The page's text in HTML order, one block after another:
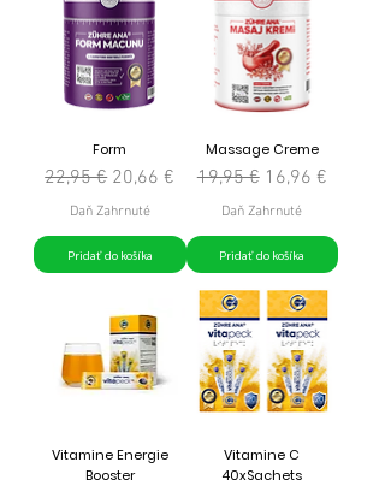
Form
Normálna cena
22,95 € Zľavnená cena
20,66 €
Daň Zahrnuté
Pridať do košíka
Massage Creme
Normálna cena
19,95 € Zľavnená cena
16,96 €
Daň Zahrnuté
Pridať do košíka
Vitamine Energie
Booster
Vitamine C
40xSachets